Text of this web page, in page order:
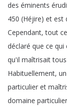
des éminents
450 (Héjire) et est
Cependant,tout
déclaré que ce qui
qu'il maîtrisait tous
Habituellement, un
particulier et
domaine particulier